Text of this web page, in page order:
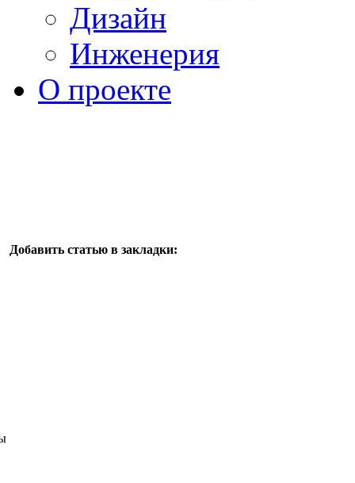
Дизайн
Инженерия
О проекте
Добавить статью в закладки: